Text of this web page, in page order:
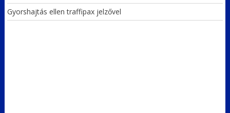
Gyorshajtás ellen traffipax jelzővel